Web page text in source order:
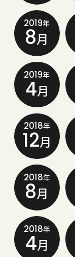
2019年
8月
2019年
4月
2018年
12月
2018年
8月
2018年
4月